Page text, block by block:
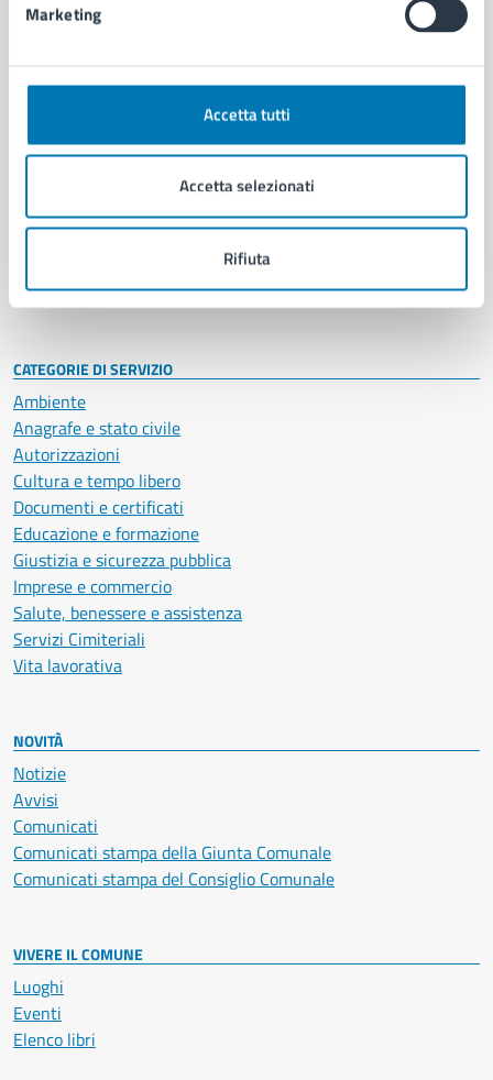
Marketing
Accetta tutti
Accetta selezionati
Rifiuta
Aree amministrative
Uffici
Politici
Intranet, posta aziendale e protocollo
CATEGORIE DI SERVIZIO
Ambiente
Anagrafe e stato civile
Autorizzazioni
Cultura e tempo libero
Documenti e certificati
Educazione e formazione
Giustizia e sicurezza pubblica
Imprese e commercio
Salute, benessere e assistenza
Servizi Cimiteriali
Vita lavorativa
NOVITÀ
Notizie
Avvisi
Comunicati
Comunicati stampa della Giunta Comunale
Comunicati stampa del Consiglio Comunale
VIVERE IL COMUNE
Luoghi
Eventi
Elenco libri